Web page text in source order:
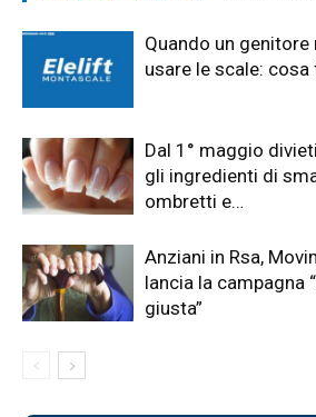
Quando un genitore
usare le scale: cosa
Dal 1° maggio
gli ingredienti di
ombretti e…
Anziani in Rsa,
lancia la campagna
giusta”